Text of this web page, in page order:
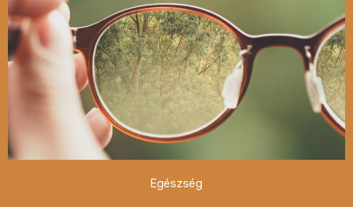
Egészség